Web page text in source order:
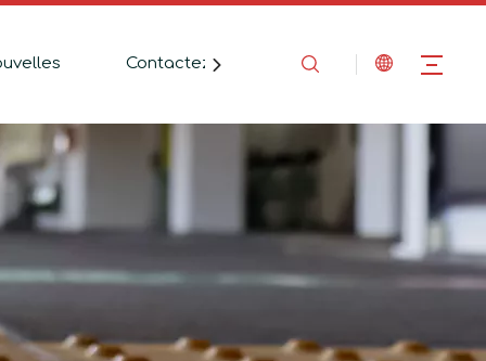
Contactez-Nous